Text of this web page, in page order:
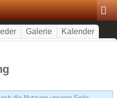
Galerie Kalender